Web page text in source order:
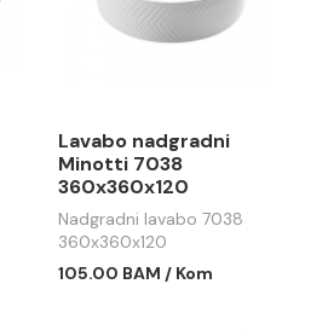
Lavabo nadgradni
Minotti 7038
360x360x120
Nadgradni lavabo 7038
360x360x120
105.00 BAM / Kom